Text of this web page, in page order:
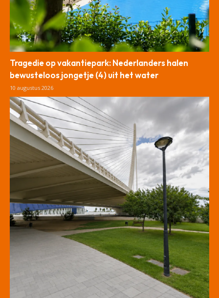
Tragedie op vakantiepark: Nederlanders halen
bewusteloos jongetje (4) uit het water
10 augustus 2026